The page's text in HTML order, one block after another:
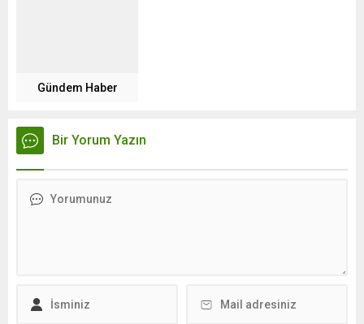
Gündem Haber
Bir Yorum Yazın